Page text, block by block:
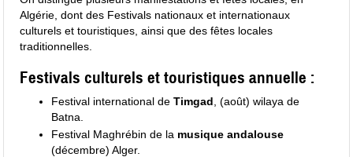
Algérie, dont des Festivals nationaux et internationaux
culturels et touristiques, ainsi que des fêtes locales
traditionnelles.
Festivals culturels et touristiques annuelle :
Festival international deTimgad , (août) wilaya de
Batna.
Festival Maghrébin de la musique andalouse
(décembre) Alger.